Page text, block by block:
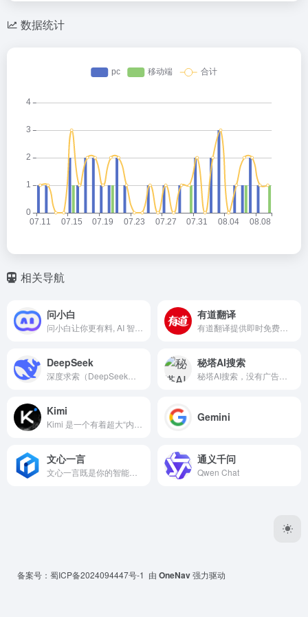
数据统计
相关导航
问小白 有道翻译
DeepSeek 秘塔AI搜索
Kimi Gemini
文心一言 通义千问
Qwen Chat
备案号： 蜀ICP备2024094447号-1 由 OneNav强力驱动